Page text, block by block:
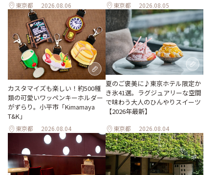
東京都 2026.08.06 東京都 2026.08.05
カスタマイズも楽しい！約500種
類の可愛いワッペンキーホルダー
がずらり。小平市「Kimamaya
T&K」
東京都 2026.08.04
夏のご褒美に♪東京ホテル限定か
き氷41選。ラグジュアリーな空間
で味わう大人のひんやりスイーツ
【2026年最新】
東京都 2026.08.04